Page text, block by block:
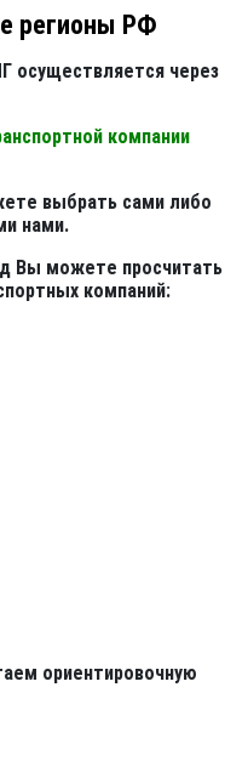
регионы РФ
осуществляется через
компании
выбрать сами либо
нами.
Вы можете просчитать
компаний:
ориентировочную